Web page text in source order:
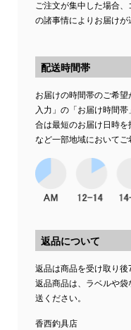
ご注文が集中した場合
の諸事情によりお届けが
配送時間帯
お届けの時間帯のご希
入力」の「お届け時間
合は最短のお届け日時
など一部地域においてご
返品について
返品は商品を受け取り後
返品商品は、ラベルや
送ください。
香西釣具店